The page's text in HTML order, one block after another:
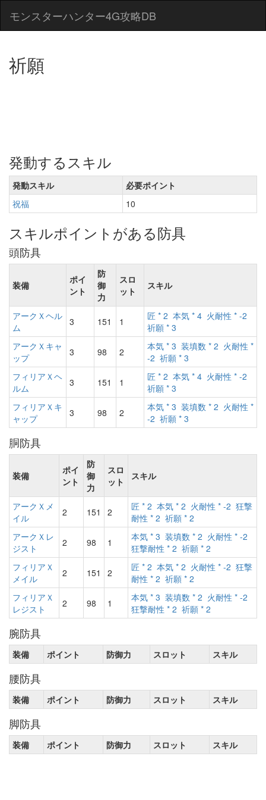
モンスターハンター4G攻略DB
祈願
発動するスキル
発動スキル
必要ポイント
祝福
10
スキルポイントがある防具
頭防具
装備
ポイ
ント
防
御
力
スロ
ット
スキル
アークＸヘル
ム
3 151 1 匠 * 2 本気 * 4 火耐性 * -2
祈願 * 3
アークＸキャ
ップ
3 98 2 本気 * 3 装填数 * 2 火耐性 *
-2 祈願 * 3
フィリアＸヘ
ルム
3 151 1 匠 * 2 本気 * 4 火耐性 * -2
祈願 * 3
フィリアＸキ
ャップ
3 98 2 本気 * 3 装填数 * 2 火耐性 *
-2 祈願 * 3
胴防具
装備
ポイ
ント
防
御
力
スロ
ット
スキル
アークＸメ
イル
2 151 2 匠 * 2 本気 * 2 火耐性 * -2 狂撃
耐性 * 2 祈願 * 2
アークＸレ
ジスト
2 98 1 本気 * 3 装填数 * 2 火耐性 * -2
狂撃耐性 * 2 祈願 * 2
フィリアＸ
メイル
2 151 2 匠 * 2 本気 * 2 火耐性 * -2 狂撃
耐性 * 2 祈願 * 2
フィリアＸ
レジスト
2 98 1 本気 * 3 装填数 * 2 火耐性 * -2
狂撃耐性 * 2 祈願 * 2
腕防具
装備 ポイント 防御力 スロット スキル
腰防具
装備 ポイント 防御力 スロット スキル
脚防具
装備 ポイント 防御力 スロット スキル